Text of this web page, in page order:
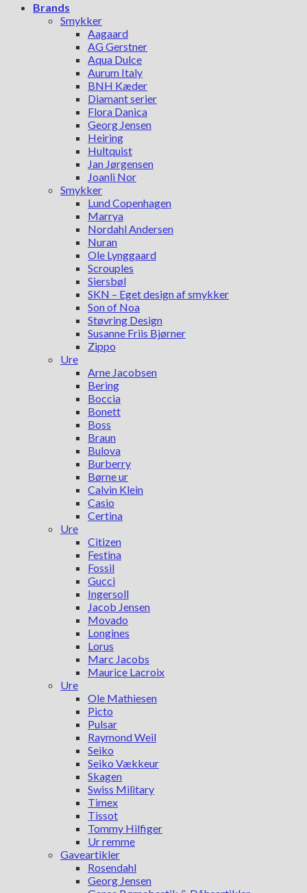
Brands
Smykker
Aagaard
AG Gerstner
Aqua Dulce
Aurum Italy
BNH Kæder
Diamant serier
Flora Danica
Georg Jensen
Heiring
Hultquist
Jan Jørgensen
Joanli Nor
Smykker
Lund Copenhagen
Marrya
Nordahl Andersen
Nuran
Ole Lynggaard
Scrouples
Siersbøl
SKN – Eget design af smykker
Son of Noa
Støvring Design
Susanne Friis Bjørner
Zippo
Ure
Arne Jacobsen
Bering
Boccia
Bonett
Boss
Braun
Bulova
Burberry
Børne ur
Calvin Klein
Casio
Certina
Ure
Citizen
Festina
Fossil
Gucci
Ingersoll
Jacob Jensen
Movado
Longines
Lorus
Marc Jacobs
Maurice Lacroix
Ure
Ole Mathiesen
Picto
Pulsar
Raymond Weil
Seiko
Seiko Vækkeur
Skagen
Swiss Military
Timex
Tissot
Tommy Hilfiger
Ur remme
Gaveartikler
Rosendahl
Georg Jensen